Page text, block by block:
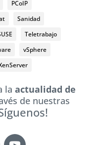
PCoIP
Sanidad
Teletrabajo
vSphere
laactualidad de
de nuestras